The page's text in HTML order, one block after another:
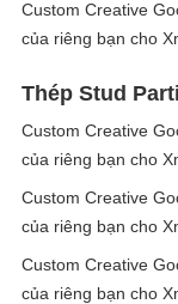
Custom Creative
của riêng bạn cho
Thép Stud
Custom Creative
của riêng bạn cho
Custom Creative
của riêng bạn cho
Custom Creative
của riêng bạn cho